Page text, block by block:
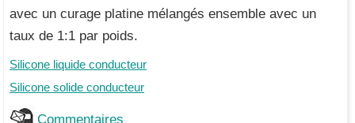
avec un curage platine mélangés ensemble avec un
taux de 1:1 par poids.
Silicone liquide conducteur
Silicone solide conducteur
Commentaires